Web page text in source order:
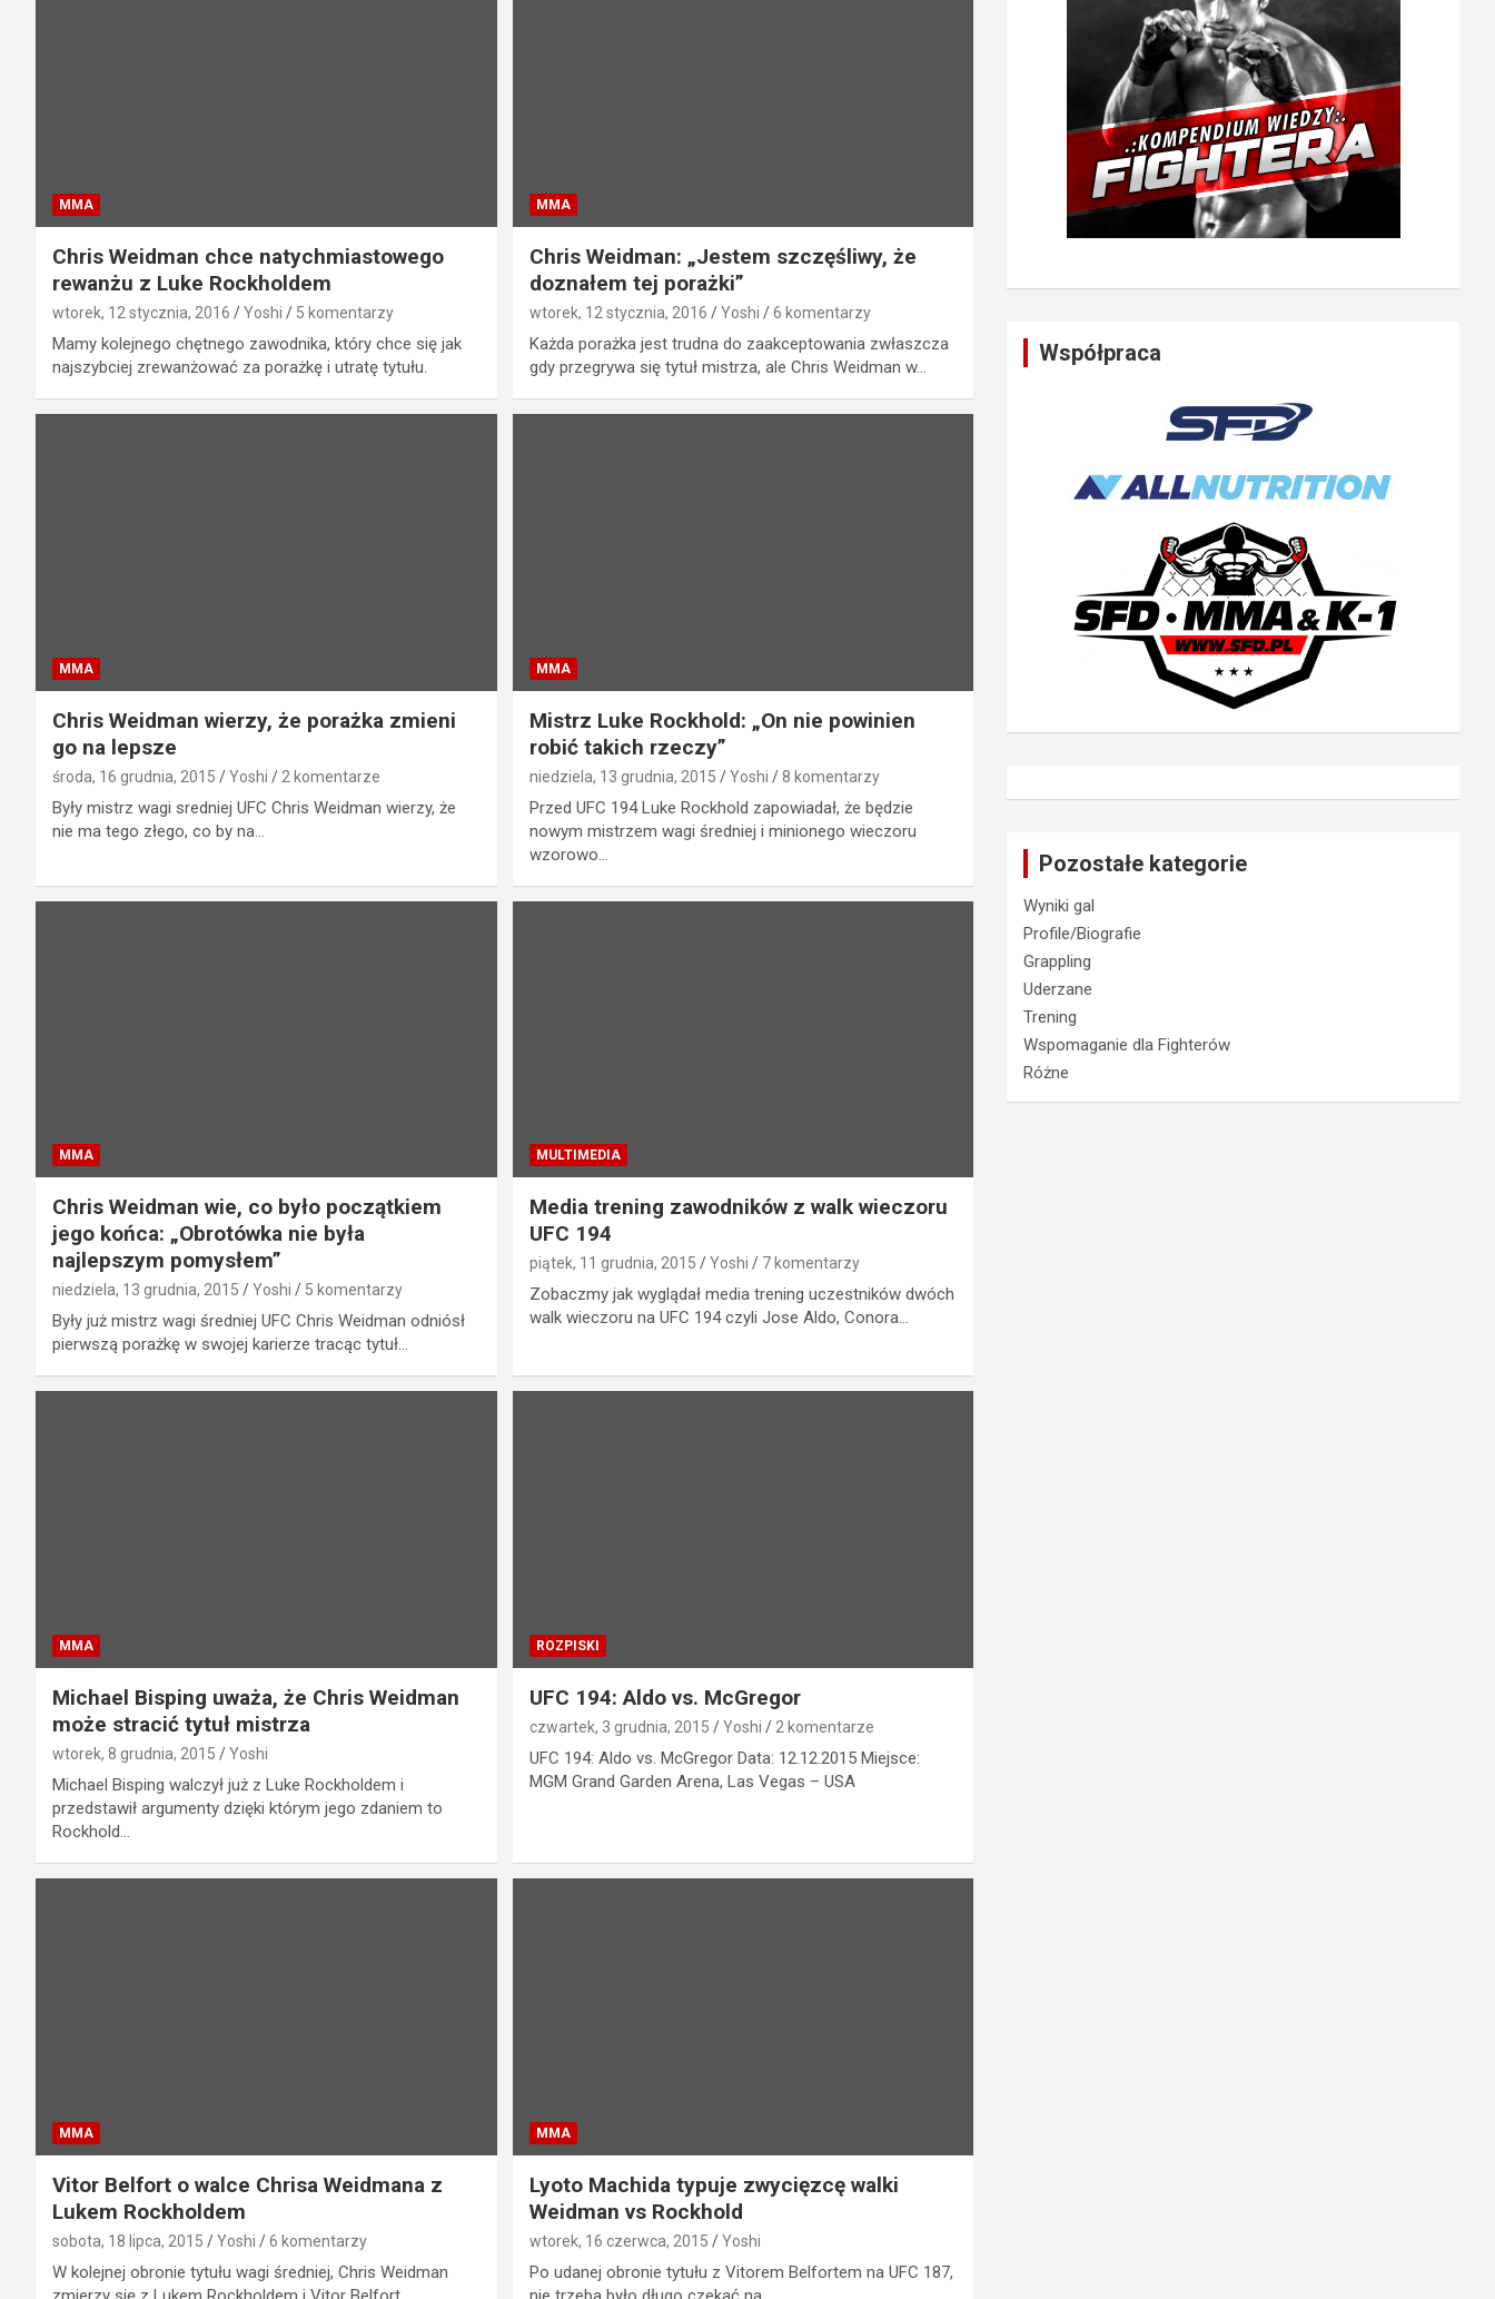
MMA
Chris Weidman chce natychmiastowego
rewanżu z Luke Rockholdem
wtorek, 12 stycznia, 2016 Yoshi 5 komentarzy
Mamy kolejnego chętnego zawodnika, który chce się jak
najszybciej zrewanżować za porażkę i utratę tytułu.
MMA
Chris Weidman: „Jestem szczęśliwy, że
doznałem tej porażki”
wtorek, 12 stycznia, 2016 Yoshi 6 komentarzy
Każda porażka jest trudna do zaakceptowania zwłaszcza
gdy przegrywa się tytuł mistrza, ale Chris Weidman w…
MMA
Chris Weidman wierzy, że porażka zmieni
go na lepsze
środa, 16 grudnia, 2015 Yoshi 2 komentarze
Były mistrz wagi sredniej UFC Chris Weidman wierzy, że
nie ma tego złego, co by na…
MMA
Mistrz Luke Rockhold: „On nie powinien
robić takich rzeczy”
niedziela, 13 grudnia, 2015 Yoshi 8 komentarzy
Przed UFC 194 Luke Rockhold zapowiadał, że będzie
nowym mistrzem wagi średniej i minionego wieczoru
wzorowo…
MMA
Chris Weidman wie, co było początkiem
jego końca: „Obrotówka nie była
najlepszym pomysłem”
niedziela, 13 grudnia, 2015 Yoshi 5 komentarzy
Były już mistrz wagi średniej UFC Chris Weidman odniósł
pierwszą porażkę w swojej karierze tracąc tytuł…
MULTIMEDIA
Media trening zawodników z walk wieczoru
UFC 194
piątek, 11 grudnia, 2015 Yoshi 7 komentarzy
Zobaczmy jak wyglądał media trening uczestników dwóch
walk wieczoru na UFC 194 czyli Jose Aldo, Conora…
MMA
Michael Bisping uważa, że Chris Weidman
może stracić tytuł mistrza
wtorek, 8 grudnia, 2015 Yoshi
Michael Bisping walczył już z Luke Rockholdem i
przedstawił argumenty dzięki którym jego zdaniem to
Rockhold…
ROZPISKI
UFC 194: Aldo vs. McGregor
czwartek, 3 grudnia, 2015 Yoshi 2 komentarze
UFC 194: Aldo vs. McGregor Data: 12.12.2015 Miejsce:
MGM Grand Garden Arena, Las Vegas – USA
MMA
Vitor Belfort o walce Chrisa Weidmana z
Lukem Rockholdem
sobota, 18 lipca, 2015 Yoshi 6 komentarzy
W kolejnej obronie tytułu wagi średniej, Chris Weidman
MMA
Lyoto Machida typuje zwycięzcę walki
Weidman vs Rockhold
wtorek, 16 czerwca, 2015 Yoshi
Po udanej obronie tytułu z Vitorem Belfortem na UFC 187,
Współpraca
Pozostałe kategorie
Wyniki gal
Profile/Biografie
Grappling
Uderzane
Trening
Wspomaganie dla Fighterów
Różne